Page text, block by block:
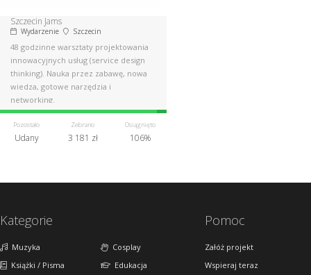
Szczecin Jams
Wydarzenie Szczecin
48 godzinne warsztaty projektowania
innowacyjnych usług (service design
thinking). Nauka przez zabawę, nowa
wiedza, gotowe narzędzia i
networking.
Pozostało
Udany
Zebrano
3 181 zł
Osiągnięto
106%
Kategorie
Muzyka
Książki / Pisma
Cosplay
Edukacja
Pomoc
Załóż projekt
Wspieraj teraz